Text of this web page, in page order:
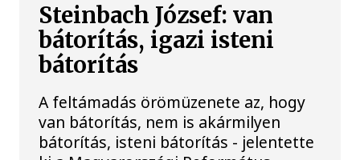
Steinbach József: van
bátorítás, igazi isteni
bátorítás
A feltámadás örömüzenete az, hogy
van bátorítás, nem is akármilyen
bátorítás, isteni bátorítás - jelentette